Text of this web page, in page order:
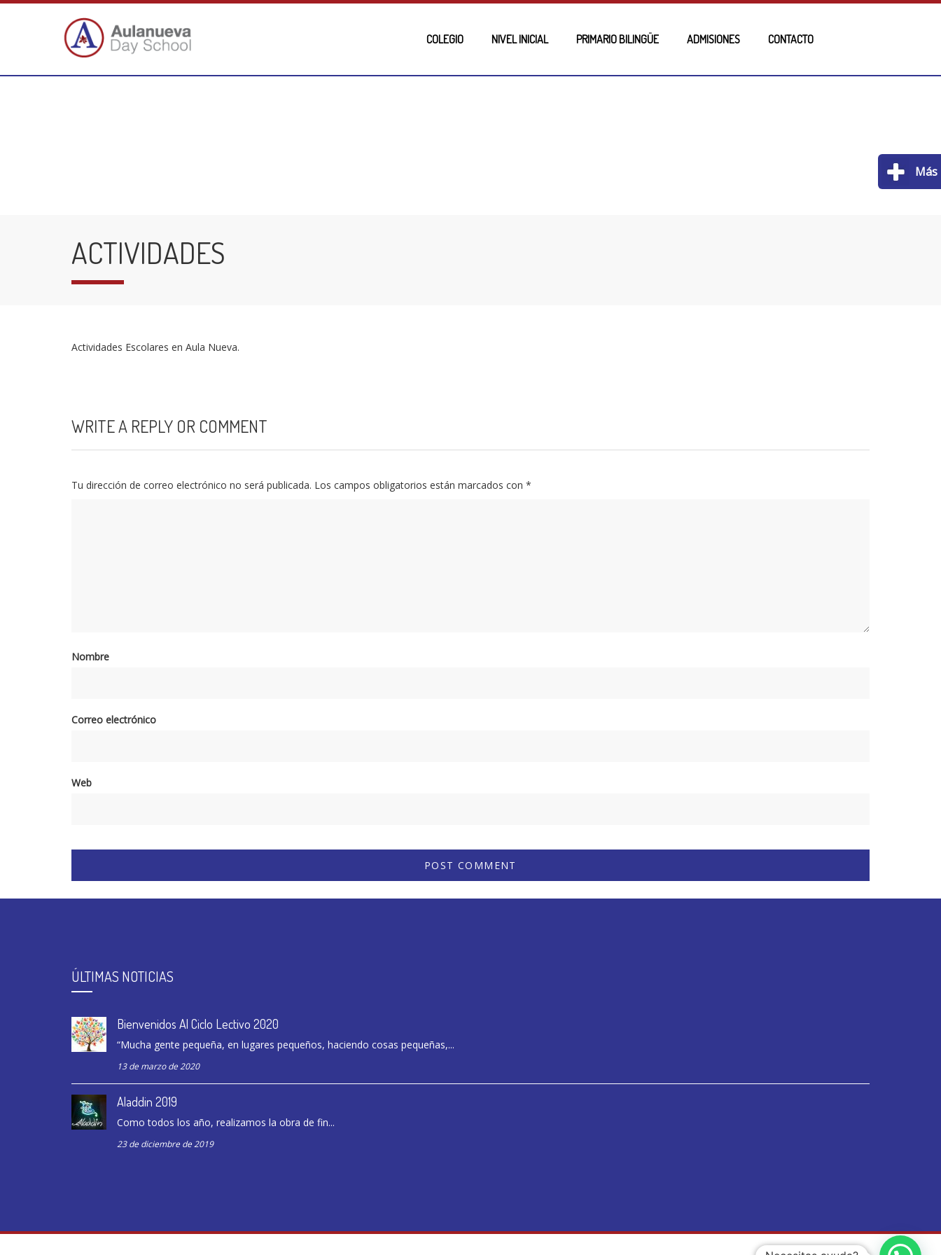
COLEGIO NIVEL INICIAL PRIMARIO BILINGÜE ADMISIONES CONTACTO
ACTIVIDADES
Actividades Escolares en Aula Nueva.
WRITE A REPLY OR COMMENT
Tu dirección de correo electrónico no será publicada. Los campos obligatorios están marcados con *
Nombre
Correo electrónico
Web
ÚLTIMAS NOTICIAS
Bienvenidos Al Ciclo Lectivo 2020
“Mucha gente pequeña, en lugares pequeños, haciendo cosas pequeñas,...
13 de marzo de 2020
Aladdin 2019
Como todos los año, realizamos la obra de fin...
23 de diciembre de 2019
Más